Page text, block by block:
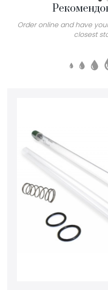
Order online and have
closest